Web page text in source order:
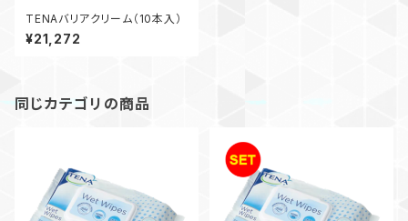
TENAバリアクリーム（10本入）
¥21,272
同じカテゴリの商品